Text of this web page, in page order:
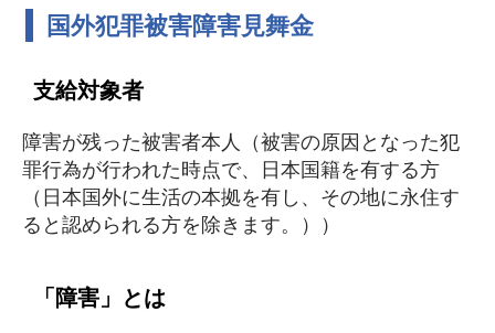
国外犯罪被害障害見舞金
支給対象者
障害が残った被害者本人（被害の原因となった犯
罪行為が行われた時点で、日本国籍を有する方
（日本国外に生活の本拠を有し、その地に永住す
ると認められる方を除きます。））
「障害」とは